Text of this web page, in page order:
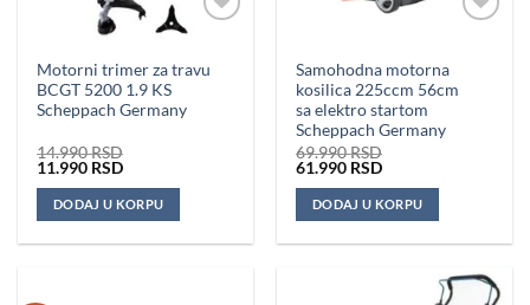
Dodaj u
Motorni trimer za travu
BCGT 5200 1.9 KS
Scheppach Germany
14.990RSD
Originalna
bila:
14.990 RSD.
11.990 RSDTrenutna
je:
11.990 RSD.
DODAJ U KORPU
Samohodna motorna
kosilica 225ccm 56cm
sa elektro startom
Scheppach Germany
69.990RSD
Originalna
bila:
69.990 RSD.
61.990 RSDTrenutna
je:
61.990 RSD.
DODAJ U KORPU